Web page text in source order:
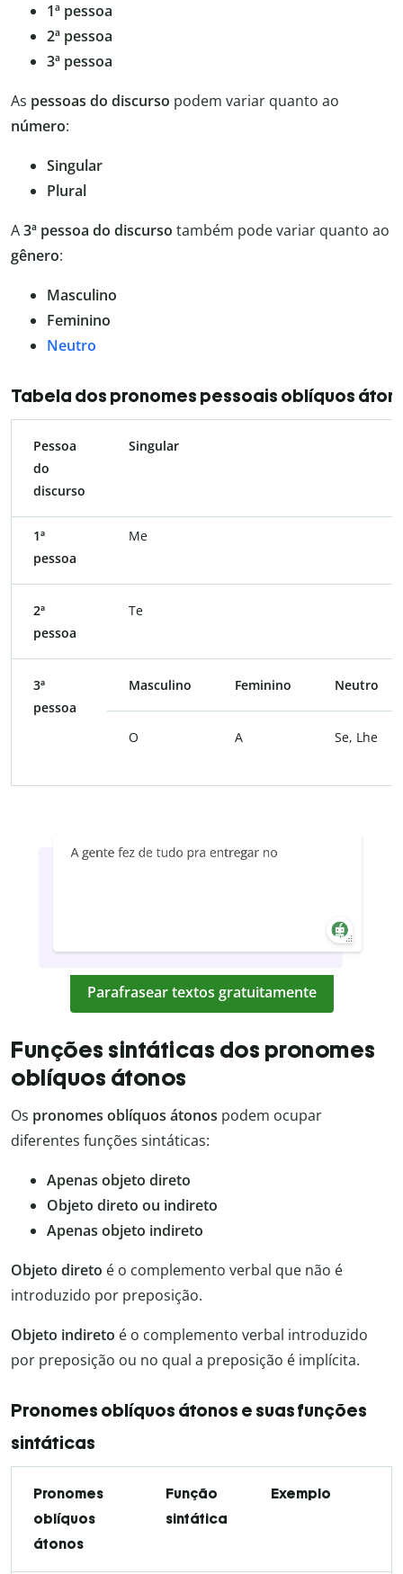
1ª pessoa
2ª pessoa
3ª pessoa
As pessoas do discurso podem variar quanto ao
número:
Singular
Plural
A3ª pessoa do discurso também pode variar quanto ao
gênero:
Masculino
Feminino
Neutro
Tabela dos pronomes pessoais oblíquos
Pessoa
do
discurso
Singular
1ª
pessoa
Me
2ª
pessoa
Te
3ª
pessoa
Masculino Feminino Neutro
O A Se, Lhe
Parafrasear textos gratuitamente
Funções sintáticas dos pronomes
oblíquos átonos
Os pronomes oblíquos átonos podem ocupar
diferentes funções sintáticas:
Apenas objeto direto
Objeto direto ou indireto
Apenas objeto indireto
Objeto direto é o complemento verbal que não é
introduzido por preposição.
Objeto indireto é o complemento verbal introduzido
por preposição ou no qual a preposição é implícita.
Pronomes oblíquos átonos e suas funções
sintáticas
Pronomes
oblíquos
átonos
Função
sintática
Exemplo